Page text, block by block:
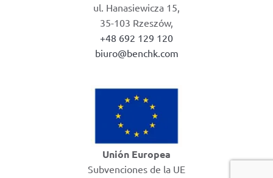
ul. Hanasiewicza 15,
35-103 Rzeszów,
+48 692 129 120
biuro@benchk.com
Unión Europea
Subvenciones de la UE